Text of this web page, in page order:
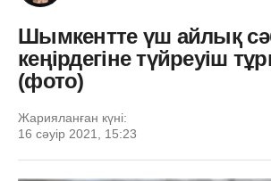
Шымкентте үш айлық
кеңірдегіне түйреуіш
(фото)
Жарияланған күні:
16 сәуір 2021, 15:23